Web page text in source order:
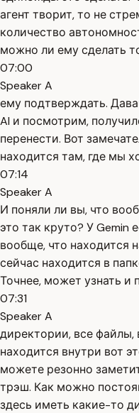
агент творит, то не
количество
можно ли ему сделать
07:00
Speaker A
ему подтверждать.
AI и посмотрим,
перенести. Вот
находится там, где мы
07:14
Speaker A
И поняли ли вы, что
это так круто? У Gemin
вообще, что находится
сейчас находится в
Точнее, может узнать и
07:31
Speaker A
директории, все файлы,
находится внутри вот
можете резонно
трэш. Как можно
здесь иметь какие-то